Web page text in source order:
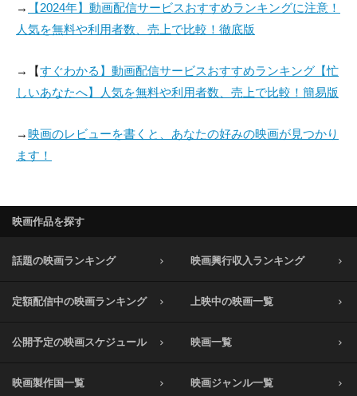
→
【2024年】動画配信サービスおすすめランキングに注意！
人気を無料や利用者数、売上で比較！徹底版
→【すぐわかる】動画配信サービスおすすめランキング【忙
しいあなたへ】人気を無料や利用者数、売上で比較！簡易版
→映画のレビューを書くと、あなたの好みの映画が見つかり
ます！
映画作品を探す
話題の映画ランキング 映画興行収入ランキング
定額配信中の映画ランキング 上映中の映画一覧
公開予定の映画スケジュール 映画一覧
映画製作国一覧 映画ジャンル一覧